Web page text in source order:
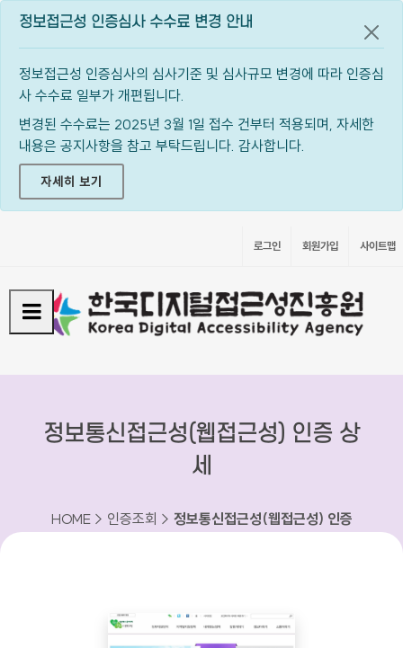
정보접근성 인증심사 수수료 변경 안내
정보접근성 인증심사의 심사기준 및 심사규모 변경에 따라 인증심
사 수수료 일부가 개편됩니다.
변경된 수수료는 2025년 3월 1일 접수 건부터 적용되며, 자세한
내용은 공지사항을 참고 부탁드립니다. 감사합니다.
자세히 보기
공지
로그인 회원가입 사이트맵
정보통신접근성(웹접근성) 인증 상
세
HOME > 인증조회 > 정보통신접근성(웹접근성) 인증